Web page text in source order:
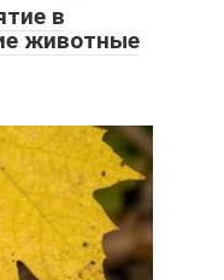
в
животные